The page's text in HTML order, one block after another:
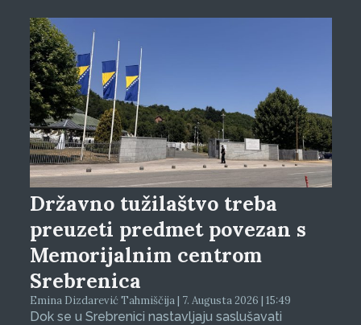
Državno tužilaštvo treba
preuzeti predmet povezan s
Memorijalnim centrom
Srebrenica
Emina Dizdarević Tahmiščija | 7. Augusta 2026 | 15:49
Dok se u Srebrenici nastavljaju saslušavati